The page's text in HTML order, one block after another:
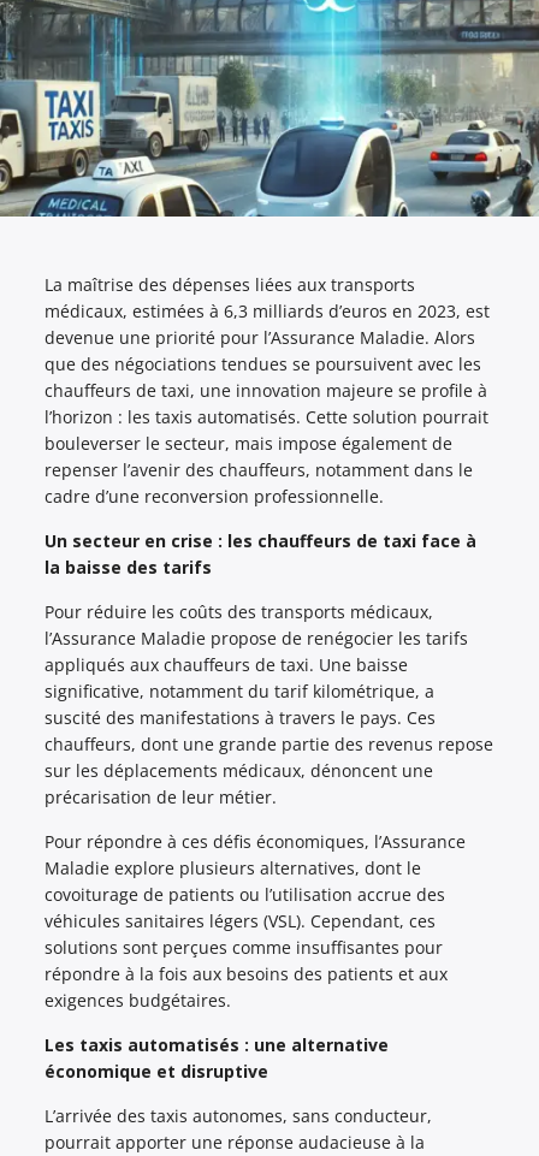
La maîtrise des dépenses liées aux transports
médicaux, estimées à 6,3 milliards d’euros en 2023, est
devenue une priorité pour l’Assurance Maladie. Alors
que des négociations tendues se poursuivent avec les
chauffeurs de taxi, une innovation majeure se profile à
l’horizon : les taxis automatisés. Cette solution pourrait
bouleverser le secteur, mais impose également de
repenser l’avenir des chauffeurs, notamment dans le
cadre d’une reconversion professionnelle.
Un secteur en crise : les chauffeurs de taxi face à
la baisse des tarifs
Pour réduire les coûts des transports médicaux,
l’Assurance Maladie propose de renégocier les tarifs
appliqués aux chauffeurs de taxi. Une baisse
significative, notamment du tarif kilométrique, a
suscité des manifestations à travers le pays. Ces
chauffeurs, dont une grande partie des revenus repose
sur les déplacements médicaux, dénoncent une
précarisation de leur métier.
Pour répondre à ces défis économiques, l’Assurance
Maladie explore plusieurs alternatives, dont le
covoiturage de patients ou l’utilisation accrue des
véhicules sanitaires légers (VSL). Cependant, ces
solutions sont perçues comme insuffisantes pour
répondre à la fois aux besoins des patients et aux
exigences budgétaires.
Les taxis automatisés : une alternative
économique et disruptive
L’arrivée des taxis autonomes, sans conducteur,
pourrait apporter une réponse audacieuse à la